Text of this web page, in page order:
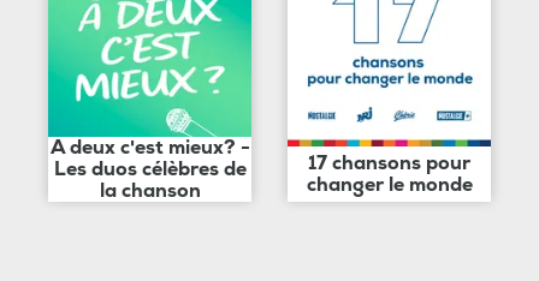
A deux c'est mieux? -
Les duos célèbres de
la chanson
17 chansons pour
changer le monde